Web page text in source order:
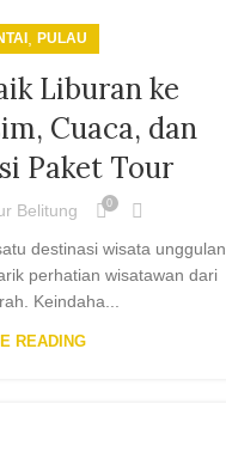
PULAU
Liburan ke
Cuaca, dan
Paket Tour
Belitung 0
destinasi wisata unggulan
perhatian wisatawan dari
Keindaha...
READING